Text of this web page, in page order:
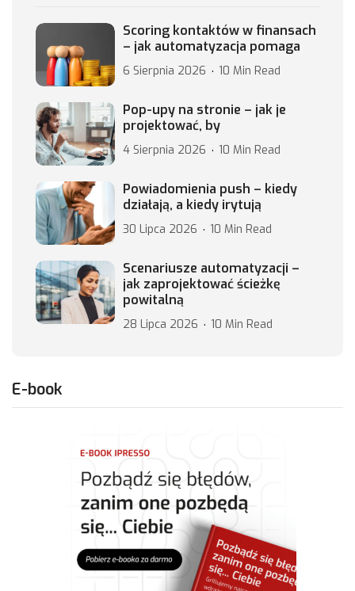
Scoring kontaktów w finansach
– jak automatyzacja pomaga
6 Sierpnia 2026 10 Min Read
Pop-upy na stronie – jak je
projektować, by
4 Sierpnia 2026 10 Min Read
Powiadomienia push – kiedy
działają, a kiedy irytują
30 Lipca 2026 10 Min Read
Scenariusze automatyzacji –
jak zaprojektować ścieżkę
powitalną
28 Lipca 2026 10 Min Read
E-book